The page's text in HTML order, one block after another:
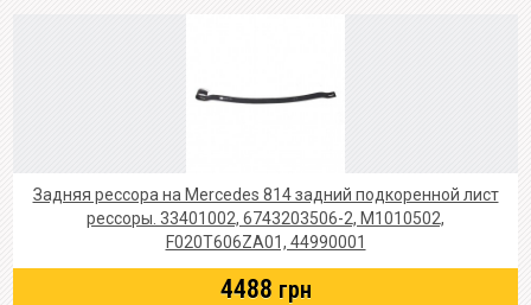
Задняя рессора на Mercedes 814 задний подкоренной лист
рессоры. 33401002, 6743203506-2, M1010502,
F020T606ZA01, 44990001
4488 грн